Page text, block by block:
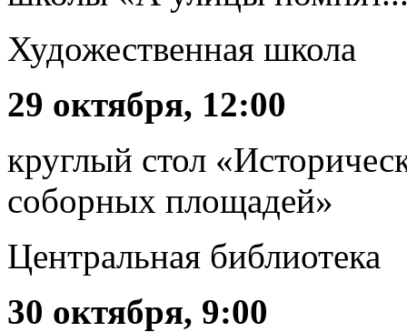
Художественная школа
29 октября, 12:00
круглый стол
соборных площадей»
Центральная библиотека
30 октября, 9:00